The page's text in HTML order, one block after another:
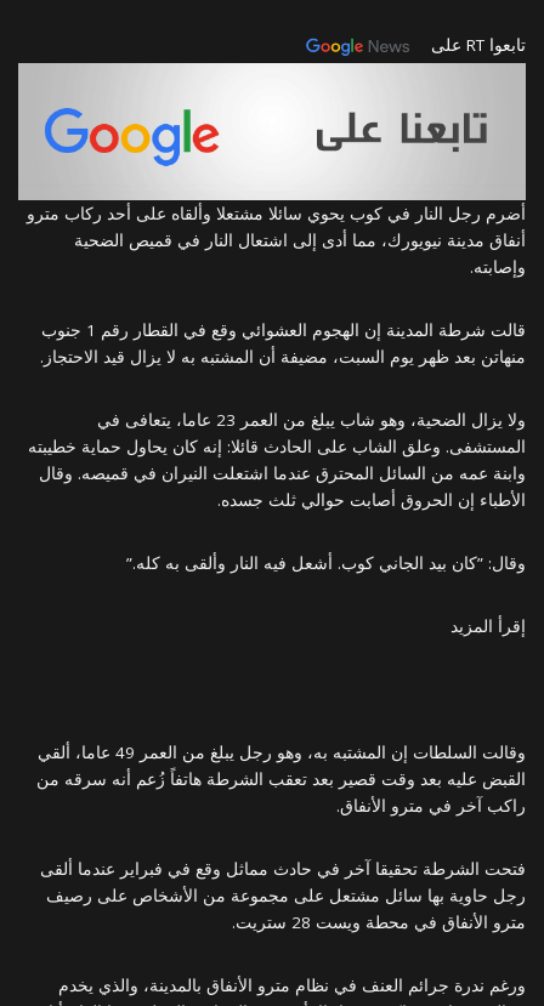
تابعوا RT على
أضرم رجل النار في كوب يحوي سائلا مشتعلا وألقاه على أحد ركاب مترو
أنفاق مدينة نيويورك، مما أدى إلى اشتعال النار في قميص الضحية
وإصابته.
قالت شرطة المدينة إن الهجوم العشوائي وقع في القطار رقم 1 جنوب
منهاتن بعد ظهر يوم السبت، مضيفة أن المشتبه به لا يزال قيد الاحتجاز.
ولا يزال الضحية، وهو شاب يبلغ من العمر 23 عاما، يتعافى في
المستشفى. وعلق الشاب على الحادث قائلا: إنه كان يحاول حماية خطيبته
وابنة عمه من السائل المحترق عندما اشتعلت النيران في قميصه. وقال
الأطباء إن الحروق أصابت حوالي ثلث جسده.
وقال: ”كان بيد الجاني كوب. أشعل فيه النار وألقى به كله.”
إقرأ المزيد
وقالت السلطات إن المشتبه به، وهو رجل يبلغ من العمر 49 عاما، ألقي
القبض عليه بعد وقت قصير بعد تعقب الشرطة هاتفاً زُعم أنه سرقه من
راكب آخر في مترو الأنفاق.
فتحت الشرطة تحقيقا آخر في حادث مماثل وقع في فبراير عندما ألقى
رجل حاوية بها سائل مشتعل على مجموعة من الأشخاص على رصيف
مترو الأنفاق في محطة ويست 28 ستريت.
ورغم ندرة جرائم العنف في نظام مترو الأنفاق بالمدينة، والذي يخدم